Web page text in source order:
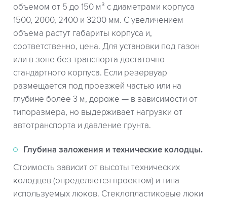
объемом от 5 до 150 м³ с диаметрами корпуса
1500, 2000, 2400 и 3200 мм. С увеличением
объема растут габариты корпуса и,
соответственно, цена. Для установки под газон
или в зоне без транспорта достаточно
стандартного корпуса. Если резервуар
размещается под проезжей частью или на
глубине более 3 м, дороже — в зависимости от
типоразмера, но выдерживает нагрузки от
автотранспорта и давление грунта.
Глубина заложения и технические колодцы.
Стоимость зависит от высоты технических
колодцев (определяется проектом) и типа
используемых люков. Стеклопластиковые люки